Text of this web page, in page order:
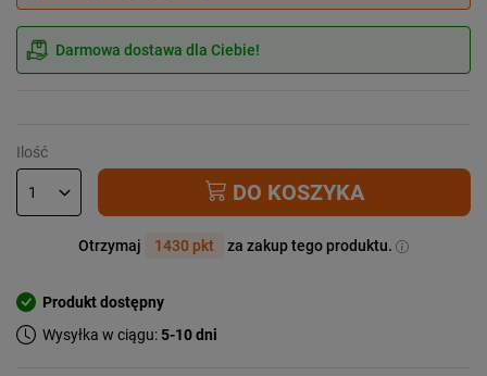
Darmowa dostawa dla Ciebie!
Ilość
DO KOSZYKA
Otrzymaj 1430 pkt za zakup tego produktu.
Produkt dostępny
Wysyłka w ciągu:5-10 dni